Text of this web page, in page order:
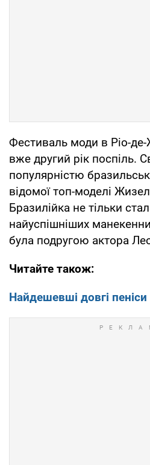
Фестиваль моди в Ріо-
вже другий рік поспіль.
популярністю
відомої топ-моделі
Бразилійка не тільки
найуспішніших
була подругою актора
Читайте також:
Найдешевші довгі